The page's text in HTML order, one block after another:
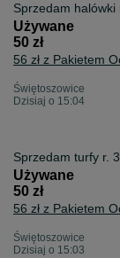
Sprzedam halówki
Używane
50 zł
56 zł z Pakietem
Świętoszowice
Dzisiaj o 15:04
Sprzedam turfy r.
Używane
50 zł
56 zł z Pakietem
Świętoszowice
Dzisiaj o 15:03